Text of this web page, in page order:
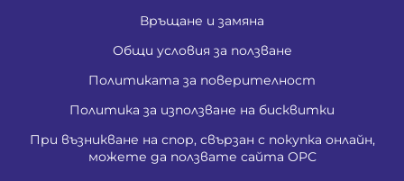
Връщане и замяна
Общи условия за ползване
Политиката за поверителност
Политика за използване на бисквитки
При възникване на спор, свързан с покупка онлайн,
можете да ползвате сайта ОРС